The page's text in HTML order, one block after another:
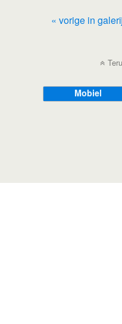
« vorige in
Mobiel